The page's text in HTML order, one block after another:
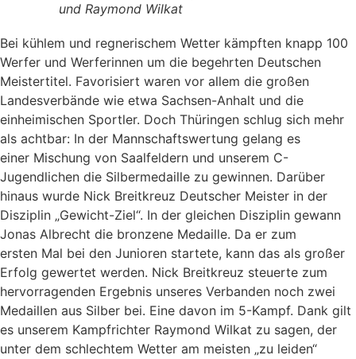
und Raymond Wilkat
Bei kühlem und regnerischem Wetter kämpften knapp 100
Werfer und Werferinnen um die begehrten Deutschen
Meistertitel. Favorisiert waren vor allem die großen
Landesverbände wie etwa Sachsen-Anhalt und die
einheimischen Sportler. Doch Thüringen schlug sich mehr
als achtbar: In der Mannschaftswertung gelang es
einer Mischung von Saalfeldern und unserem C-
Jugendlichen die Silbermedaille zu gewinnen. Darüber
hinaus wurde Nick Breitkreuz Deutscher Meister in der
Disziplin „Gewicht-Ziel“. In der gleichen Disziplin gewann
Jonas Albrecht die bronzene Medaille. Da er zum
ersten Mal bei den Junioren startete, kann das als großer
Erfolg gewertet werden. Nick Breitkreuz steuerte zum
hervorragenden Ergebnis unseres Verbanden noch zwei
Medaillen aus Silber bei. Eine davon im 5-Kampf. Dank gilt
es unserem Kampfrichter Raymond Wilkat zu sagen, der
unter dem schlechtem Wetter am meisten „zu leiden“